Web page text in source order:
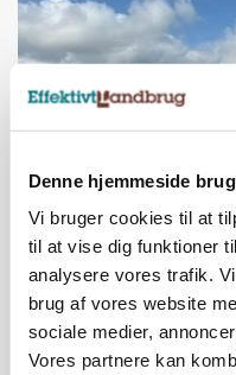
Denne hjemmeside
Vi bruger cookies til at
til at vise dig funktioner
analysere vores trafik.
brug af vores website
sociale medier,
Vores partnere kan
Før såmaskinen
skadedyrsrisici